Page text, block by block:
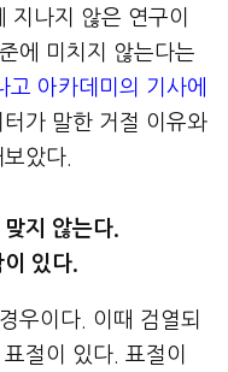
지나지 않은 연구이
에 미치지 않는다는
고 아카데미의 기사에
터가 말한 거절 이유와
았다.
맞지 않는다.
이 있다.
우이다. 이때 검열되
절이 있다. 표절이